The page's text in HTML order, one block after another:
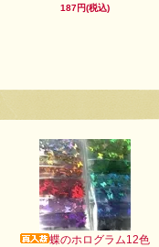
187円(税込)
蝶のホログラム12色